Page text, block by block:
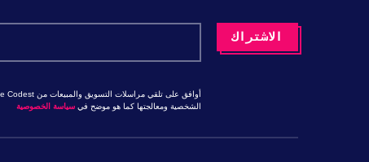
الشخصية ومعالجتها كما هو موضح في سياسة الخصوصية